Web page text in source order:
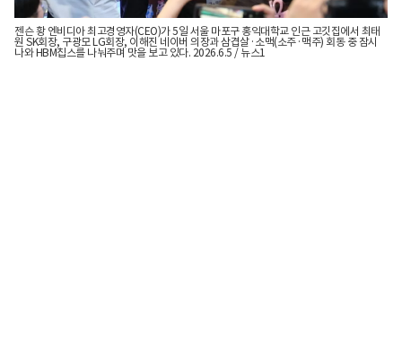
젠슨 황 엔비디아 최고경영자(CEO)가 5일 서울 마포구 홍익대학교 인근 고깃집에서 최태
원 SK회장, 구광모 LG회장, 이해진 네이버 의장과 삼겹살·소맥(소주·맥주) 회동 중 잠시
나와 HBM칩스를 나눠주며 맛을 보고 있다. 2026.6.5 / 뉴스1